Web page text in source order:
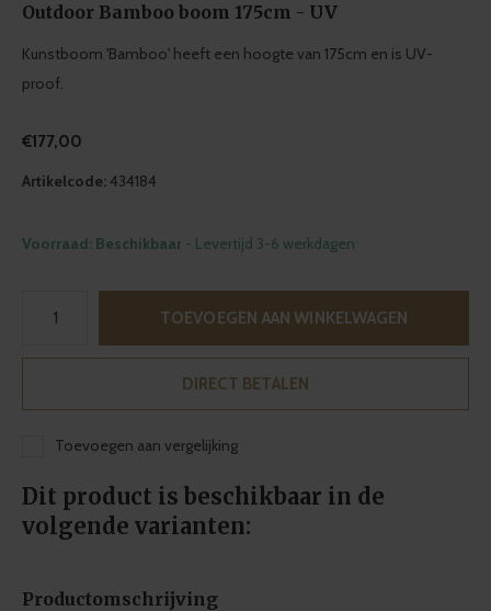
Outdoor Bamboo boom 175cm - UV
Kunstboom 'Bamboo' heeft een hoogte van 175cm en is UV-
proof.
€177,00
Artikelcode:434184
Voorraad: Beschikbaar - Levertijd 3-6 werkdagen
TOEVOEGEN AAN WINKELWAGEN
DIRECT BETALEN
Toevoegen aan vergelijking
Dit product is beschikbaar in de
volgende varianten:
Productomschrijving